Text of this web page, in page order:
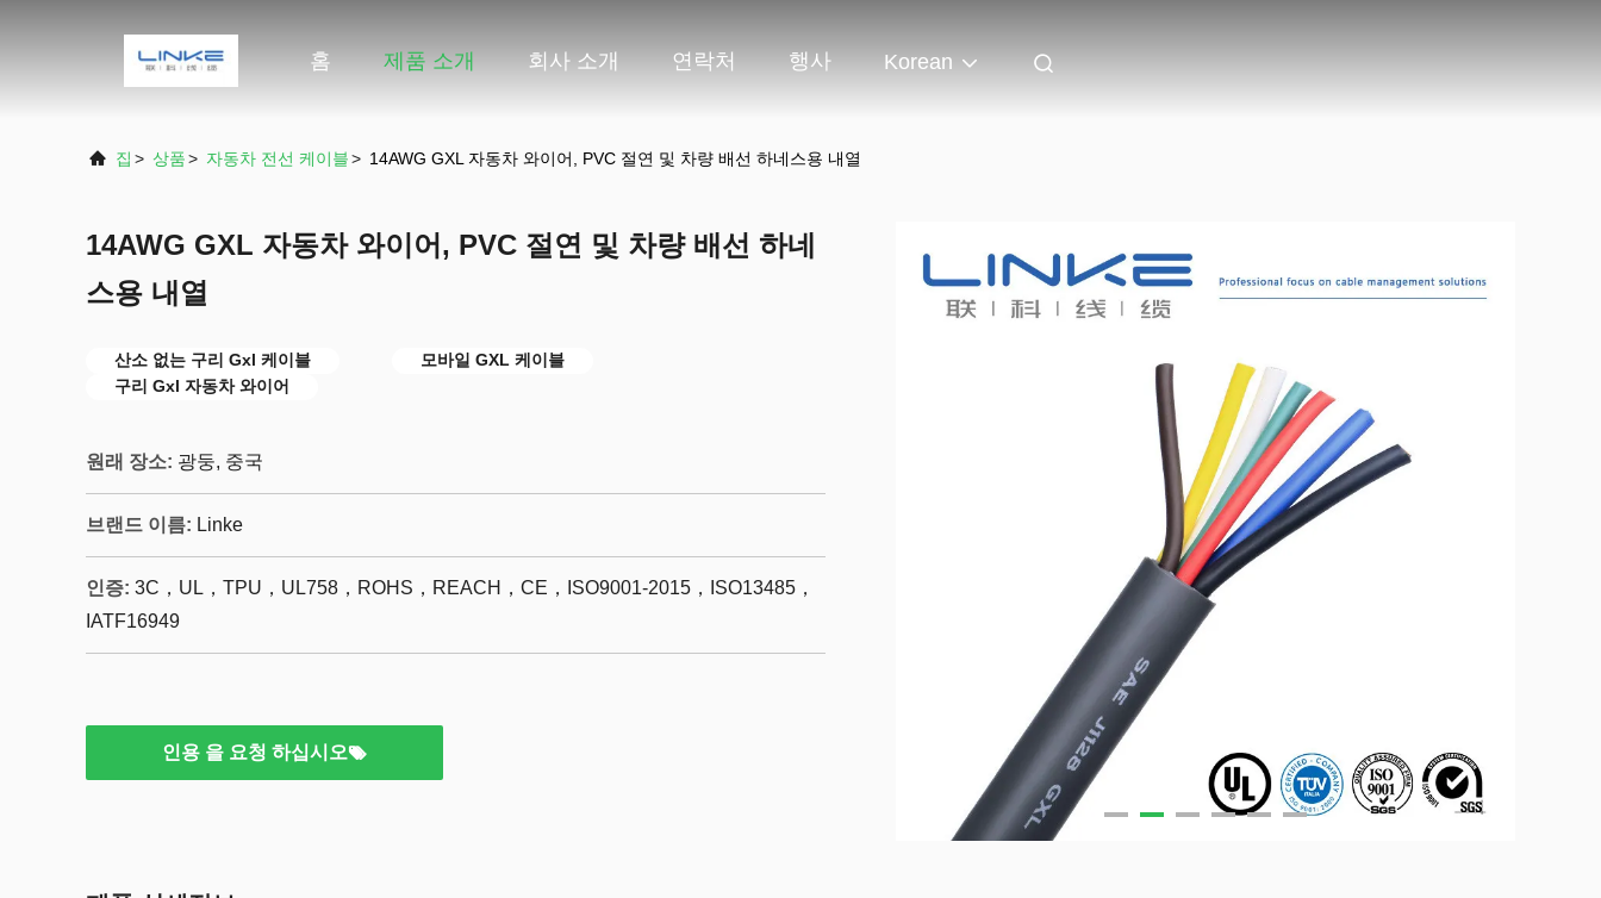
홈 제품 소개 회사 소개 연락처 행사 Korean
집 > 상품> 자동차 전선 케이블> 14AWG GXL 자동차 와이어, PVC 절연 및 차량 배선 하네스용 내열
14AWG GXL 자동차 와이어, PVC 절연 및 차량 배선 하네
스용 내열
산소 없는 구리 Gxl 케이블
모바일 GXL 케이블
구리 Gxl 자동차 와이어
원래 장소: 광둥, 중국
브랜드 이름: Linke
인증: 3C，UL，TPU，UL758，ROHS，REACH，CE，ISO9001-2015，ISO13485，
IATF16949
인용 을 요청 하십시오